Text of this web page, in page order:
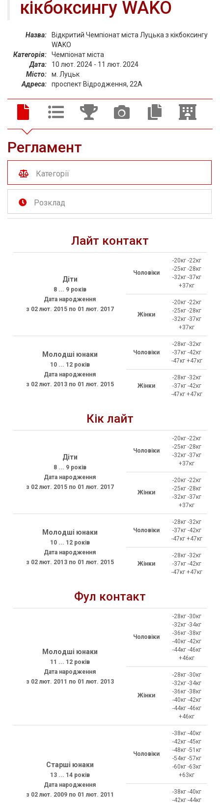
кікбоксингу WAKO
Назва:
Відкритий Чемпіонат міста Луцька з кікбоксингу
WAKO
Категорія:
Чемпіонат міста
Дата:
10 лют. 2024 - 11 лют. 2024
Місто:
м. Луцьк
Адреса:
проспект Відродження, 22А
Регламент
Категорії
Розклад
Лайт контакт
Діти
8 ... 9 років
Дата народження
з 02 лют. 2015 по 01 лют. 2017
Чоловіки
-20кг -22кг
-25кг -28кг
-32кг -37кг
+37кг
Жінки
-20кг -22кг
-25кг -28кг
-32кг -37кг
+37кг
Молодші юнаки
10 ... 12 років
Дата народження
з 02 лют. 2013 по 01 лют. 2015
Чоловіки
-28кг -32кг
-37кг -42кг
-47кг +47кг
Жінки
-28кг -32кг
-37кг -42кг
-47кг +47кг
Кік лайт
Діти
8 ... 9 років
Дата народження
з 02 лют. 2015 по 01 лют. 2017
Чоловіки
-20кг -22кг
-25кг -28кг
-32кг -37кг
+37кг
Жінки
-20кг -22кг
-25кг -28кг
-32кг -37кг
+37кг
Молодші юнаки
10 ... 12 років
Дата народження
з 02 лют. 2013 по 01 лют. 2015
Чоловіки
-28кг -32кг
-37кг -42кг
-47кг +47кг
Жінки
-28кг -32кг
-37кг -42кг
-47кг +47кг
Фул контакт
Молодші юнаки
11 ... 12 років
Дата народження
з 02 лют. 2011 по 01 лют. 2013
Чоловіки
-28кг -30кг
-32кг -34кг
-36кг -38кг
-40кг -42кг
-44кг -46кг
+46кг
Жінки
-28кг -30кг
-32кг -34кг
-36кг -38кг
-40кг -42кг
-44кг -46кг
+46кг
Старші юнаки
13 ... 14 років
Дата народження
з 02 лют. 2009 по 01 лют. 2011
Чоловіки
-38кг -40кг
-42кг -45кг
-48кг -51кг
-54кг -57кг
-60кг -63кг
+63кг
-38кг -40кг
-42кг -44кг